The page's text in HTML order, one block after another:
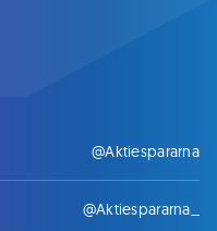
@Aktiespararna
@Aktiespararna_